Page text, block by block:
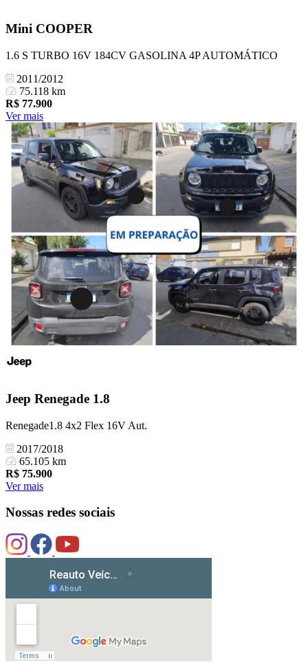
Mini COOPER
1.6 S TURBO 16V 184CV GASOLINA 4P AUTOMÁTICO
2011/2012
75.118 km
R$ 77.900
Ver mais
Jeep Renegade 1.8
Renegade1.8 4x2 Flex 16V Aut.
2017/2018
65.105 km
R$ 75.900
Ver mais
Nossas redes sociais